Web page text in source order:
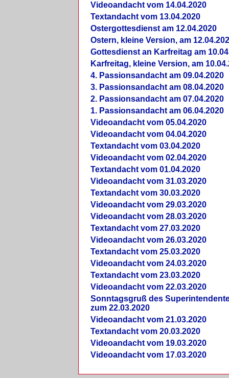
Videoandacht vom 14.04.2020
Textandacht vom 13.04.2020
Ostergottesdienst am 12.04.2020
Ostern, kleine Version, am
Gottesdienst an Karfreitag am
Karfreitag, kleine Version, am
4. Passionsandacht am 09.04.2020
3. Passionsandacht am 08.04.2020
2. Passionsandacht am 07.04.2020
1. Passionsandacht am 06.04.2020
Videoandacht vom 05.04.2020
Videoandacht vom 04.04.2020
Textandacht vom 03.04.2020
Videoandacht vom 02.04.2020
Textandacht vom 01.04.2020
Videoandacht vom 31.03.2020
Textandacht vom 30.03.2020
Videoandacht vom 29.03.2020
Videoandacht vom 28.03.2020
Textandacht vom 27.03.2020
Videoandacht vom 26.03.2020
Textandacht vom 25.03.2020
Videoandacht vom 24.03.2020
Textandacht vom 23.03.2020
Videoandacht vom 22.03.2020
Sonntagsgruß des
zum 22.03.2020
Videoandacht vom 21.03.2020
Textandacht vom 20.03.2020
Videoandacht vom 19.03.2020
Videoandacht vom 17.03.2020